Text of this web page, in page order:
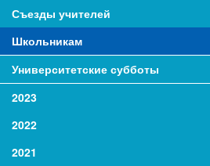
Съезды учителей
Школьникам
Университетские субботы
2023
2022
2021